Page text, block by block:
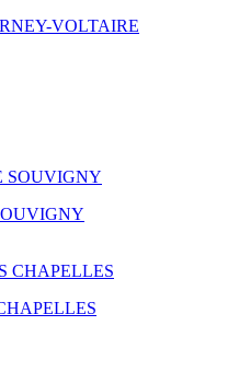
VOLTAIRE